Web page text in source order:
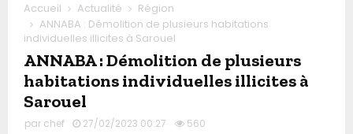
Accueil Actualité
Région
ANNABA : Démolition de plusieurs habitations
individuelles illicites à Sarouel
ANNABA : Démolition de plusieurs
habitations individuelles illicites à
Sarouel
par chef 27/02/2023 00:27 560